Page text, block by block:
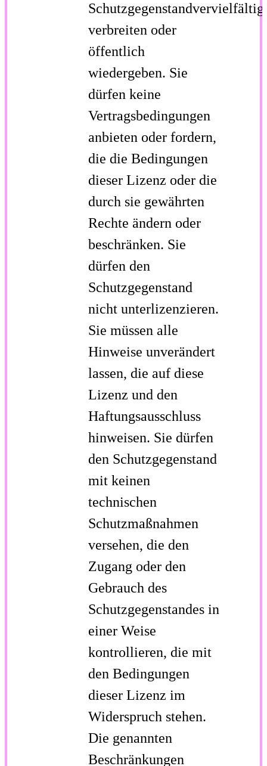
verbreiten oder
öffentlich
wiedergeben. Sie
dürfen keine
Vertragsbedingungen
anbieten oder fordern,
die die Bedingungen
dieser Lizenz oder die
durch sie gewährten
Rechte ändern oder
beschränken. Sie
dürfen den
Schutzgegenstand
nicht unterlizenzieren.
Sie müssen alle
Hinweise unverändert
lassen, die auf diese
Lizenz und den
Haftungsausschluss
hinweisen. Sie dürfen
den Schutzgegenstand
mit keinen
technischen
Schutzmaßnahmen
versehen, die den
Zugang oder den
Gebrauch des
Schutzgegenstandes in
einer Weise
kontrollieren, die mit
den Bedingungen
dieser Lizenz im
Widerspruch stehen.
Die genannten
Beschränkungen